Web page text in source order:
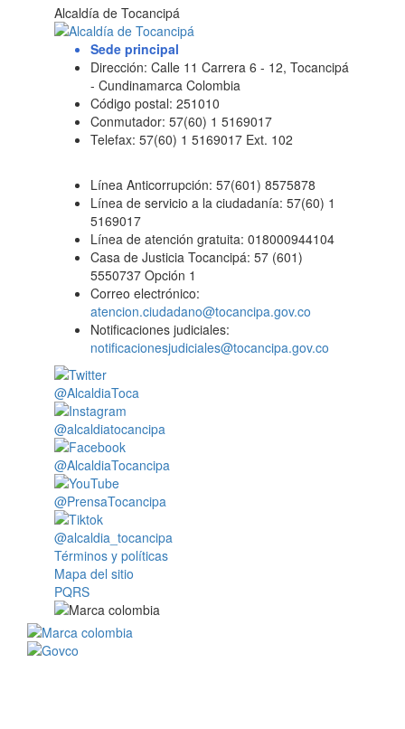
Alcaldía de Tocancipá
Sede principal
Dirección: Calle 11 Carrera 6 - 12, Tocancipá
- Cundinamarca Colombia
Código postal: 251010
Conmutador: 57(60) 1 5169017
Telefax: 57(60) 1 5169017 Ext. 102
Línea Anticorrupción: 57(601) 8575878
Línea de servicio a la ciudadanía: 57(60) 1
5169017
Línea de atención gratuita: 018000944104
Casa de Justicia Tocancipá: 57 (601)
5550737 Opción 1
Correo electrónico:
atencion.ciudadano@tocancipa.gov.co
Notificaciones judiciales:
notificacionesjudiciales@tocancipa.gov.co
@AlcaldiaToca
@alcaldiatocancipa
@AlcaldiaTocancipa
@PrensaTocancipa
@alcaldia_tocancipa
Términos y políticas
Mapa del sitio
PQRS